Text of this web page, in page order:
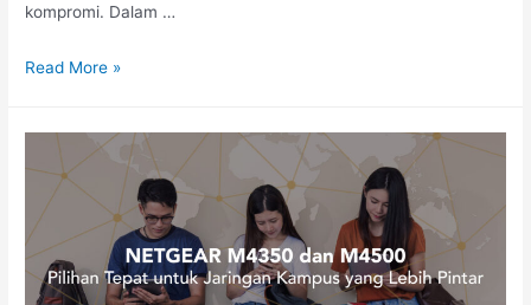
kompromi. Dalam …
Read More »